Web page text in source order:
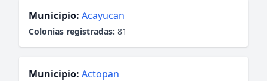
Municipio: Acayucan
Colonias registradas: 81
Municipio: Actopan